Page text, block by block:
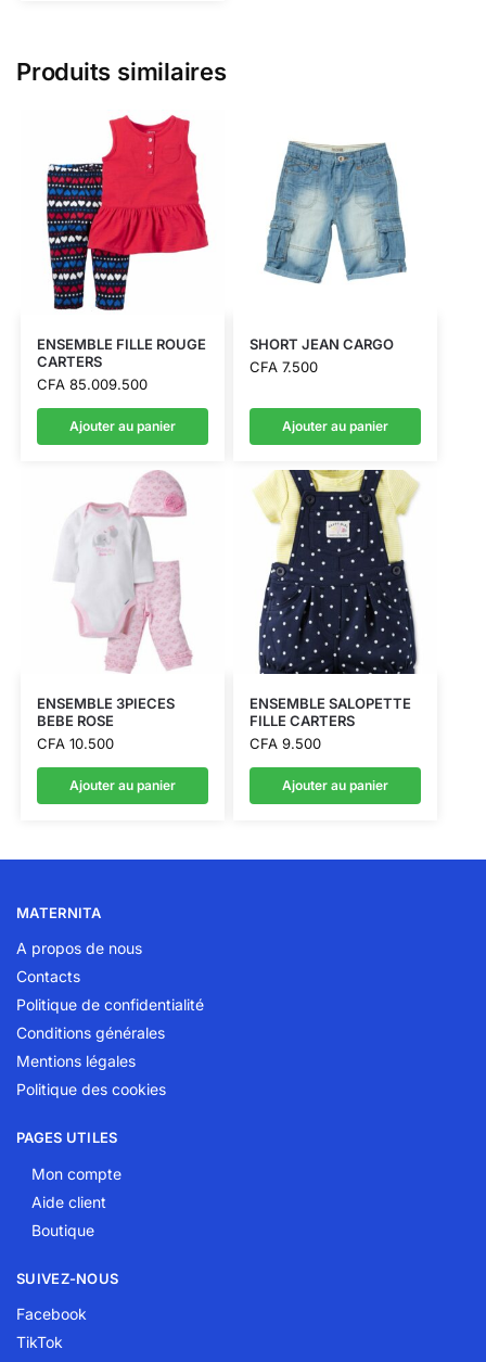
Produits similaires
ENSEMBLE FILLE ROUGE
CARTERS
CFA85.009.500
Ajouter au panier
SHORT JEAN CARGO
CFA7.500
Ajouter au panier
ENSEMBLE 3PIECES
BEBE ROSE
CFA10.500
Ajouter au panier
ENSEMBLE SALOPETTE
FILLE CARTERS
CFA9.500
Ajouter au panier
MATERNITA
A propos de nous
Contacts
Politique de confidentialité
Conditions générales
Mentions légales
Politique des cookies
PAGES UTILES
Mon compte
Aide client
Boutique
SUIVEZ-NOUS
Facebook
TikTok